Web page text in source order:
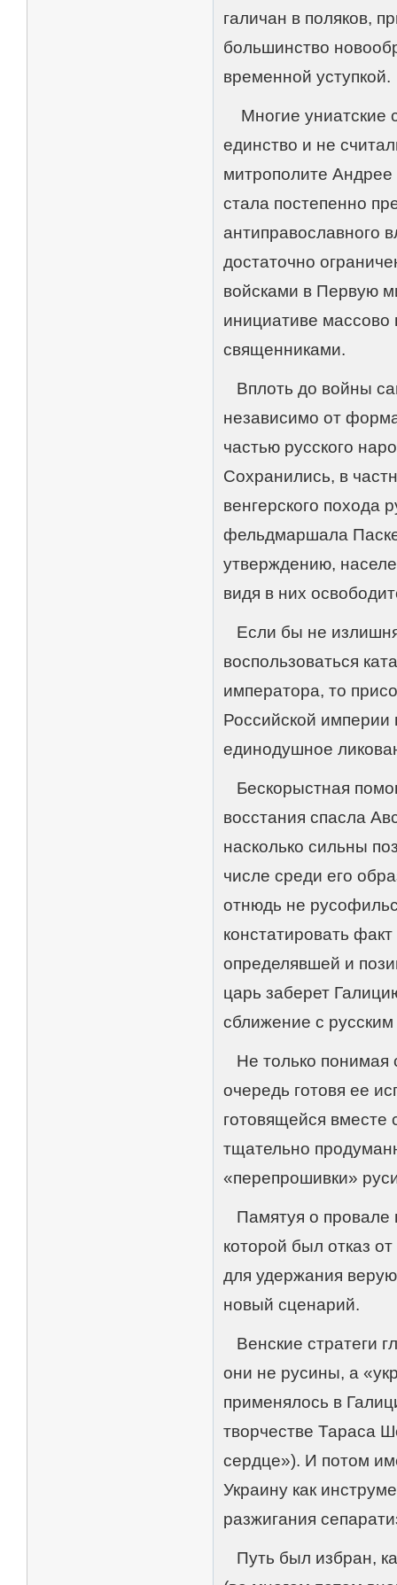
галичан в поляков,
большинство
временной уступкой.
Многие униатские
единство и не
митрополите Андрее
стала постепенно
антиправославного
достаточно
войсками в Первую
инициативе массово
священниками.
Вплоть до войны
независимо от
частью русского
Сохранились, в
венгерского похода
фельдмаршала
утверждению,
видя в них
Если бы не
воспользоваться
императора, то
Российской
единодушное
Бескорыстная
восстания спасла
насколько сильны
числе среди его
отнюдь не
констатировать
определявшей и
царь заберет
сближение с
Не только понимая
очередь готовя ее
готовящейся
тщательно
«перепрошивки»
Памятуя о провале
которой был отказ
для удержания
новый сценарий.
Венские стратеги
они не русины, а
применялось в
творчестве Тараса
сердце»). И потом
Украину как
разжигания
Путь был избран,